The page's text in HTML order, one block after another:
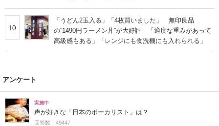
10
「うどん2玉入る」「4枚買いました」 無印良品
の“1490円ラーメン丼”が大好評 「適度な重みがあって
高級感もある」「レンジにも食洗機にも入れられる」
アンケート
実施中
声が好きな「日本のボーカリスト」は？
回答数：49447